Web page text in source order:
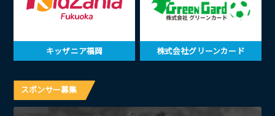
キッザニア福岡 株式会社グリーンカード
スポンサー募集